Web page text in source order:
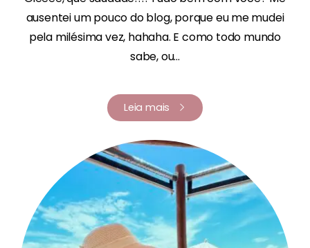
ausentei um pouco do blog, porque eu me mudei
pela milésima vez, hahaha. E como todo mundo
sabe, ou...
Leia mais
Renata Fernandes